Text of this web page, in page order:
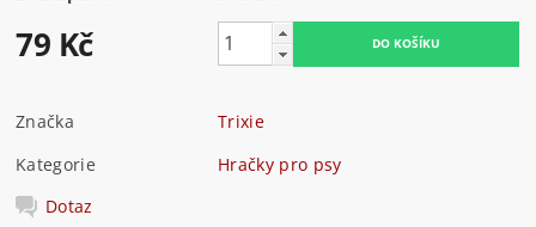
79 Kč
Značka
Trixie
Kategorie
Hračky pro psy
Dotaz